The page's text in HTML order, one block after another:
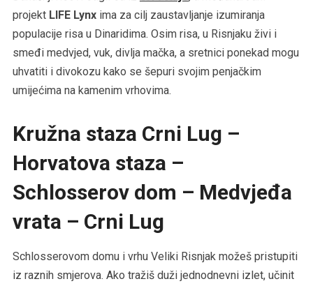
projekt LIFE Lynxima za cilj zaustavljanje izumiranja
populacije risa u Dinaridima. Osim risa, u Risnjaku živi i
smeđi medvjed, vuk, divlja mačka, a sretnici ponekad mogu
uhvatiti i divokozu kako se šepuri svojim penjačkim
umijećima na kamenim vrhovima.
Kružna staza Crni Lug –
Horvatova staza –
Schlosserov dom – Medvjeđa
vrata – Crni Lug
Schlosserovom domu i vrhu Veliki Risnjak možeš pristupiti
iz raznih smjerova. Ako tražiš duži jednodnevni izlet, učinit